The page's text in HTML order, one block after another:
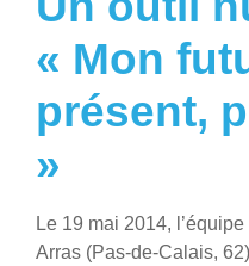
« Mon
présent,
»
Le 19 mai 2014,
Arras (Pas-de-Calais,